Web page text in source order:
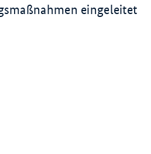
eingeleitet